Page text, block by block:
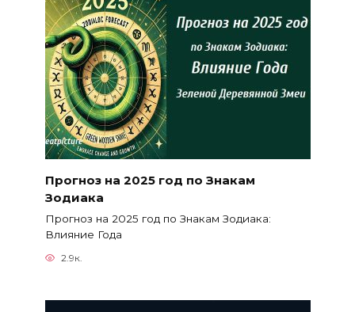
Прогноз на 2025 год по Знакам
Зодиака
Прогноз на 2025 год по Знакам Зодиака:
Влияние Года
2.9к.